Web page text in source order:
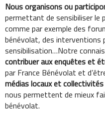
Nous organisons ou
permettant de sensibiliser le
comme par exemple des
bénévolat, des interventions
sensibilisation…Notre
contribuer aux enquêtes et
par France Bénévolat et
médias locaux et
nous permettent de mieux
bénévolat.